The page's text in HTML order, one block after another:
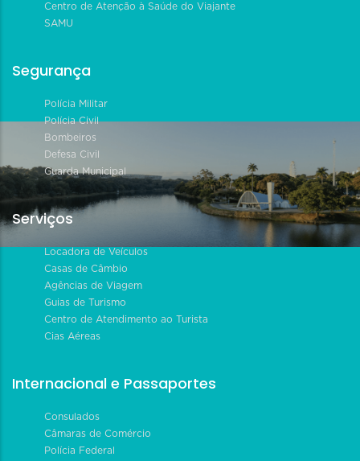
Centro de Atenção à Saúde do Viajante
SAMU
Segurança
Polícia Militar
Polícia Civil
Bombeiros
Defesa Civil
Guarda Municipal
Serviços
Locadora de Veículos
Casas de Câmbio
Agências de Viagem
Guias de Turismo
Centro de Atendimento ao Turista
Cias Aéreas
Internacional e Passaportes
Consulados
Câmaras de Comércio
Polícia Federal